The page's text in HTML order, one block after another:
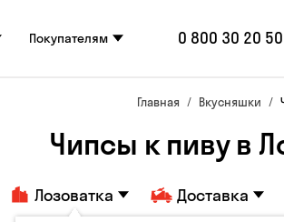
Покупателям 0 800 30 20 50
Главная Вкусняшки
Чипсы к пиву в
Лозоватка Доставка